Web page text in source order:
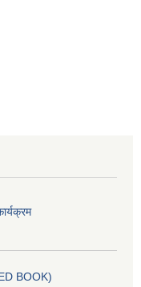
BOOK)